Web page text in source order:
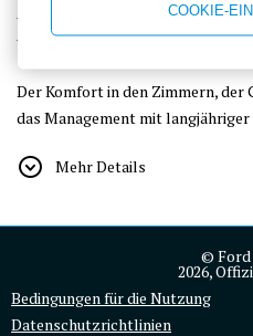
COOKIE-
Der Komfort in den Zimmern, der
das Management mit
zu erneuern, in Adrasan
notwendigen Einrichtungen zu
Wir arbeiten hart daran, auf die
Mehr Details
©
2026,
Bedingungen für die Nutzung
Datenschutzrichtlinien